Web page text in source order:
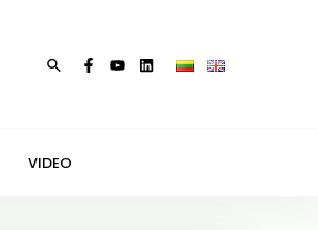
Paieška
VIDEO